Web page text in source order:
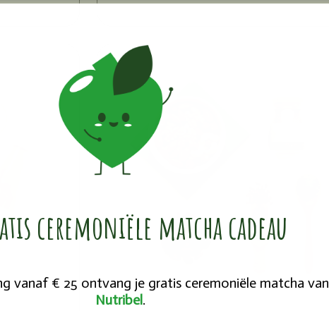
ceremoniële ​matcha cadeau
vanaf € 25 ontvang je gratis ceremoniële matcha van
Nutribel.